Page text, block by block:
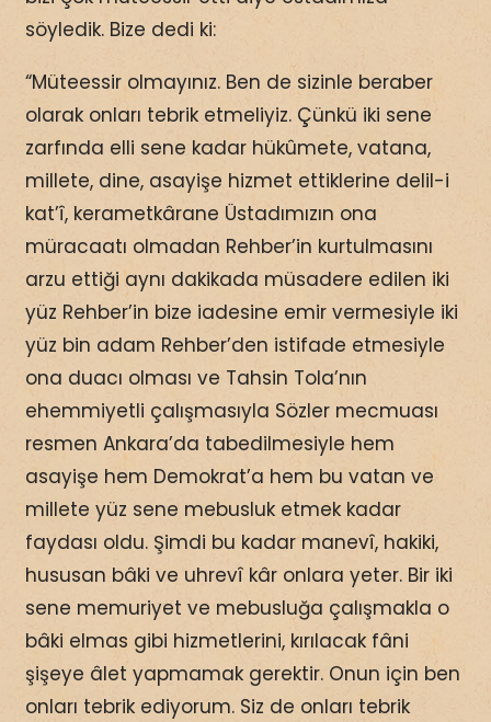
söyledik. Bize dedi ki:
“Müteessir olmayınız. Ben de sizinle beraber
olarak onları tebrik etmeliyiz. Çünkü iki sene
zarfında elli sene kadar hükûmete, vatana,
millete, dine, asayişe hizmet ettiklerine delil-i
kat’î, kerametkârane Üstadımızın ona
müracaatı olmadan Rehber’in kurtulmasını
arzu ettiği aynı dakikada müsadere edilen iki
yüz Rehber’in bize iadesine emir vermesiyle iki
yüz bin adam Rehber’den istifade etmesiyle
ona duacı olması ve Tahsin Tola’nın
ehemmiyetli çalışmasıyla Sözler mecmuası
resmen Ankara’da tabedilmesiyle hem
asayişe hem Demokrat’a hem bu vatan ve
millete yüz sene mebusluk etmek kadar
faydası oldu. Şimdi bu kadar manevî, hakiki,
hususan bâki ve uhrevî kâr onlara yeter. Bir iki
sene memuriyet ve mebusluğa çalışmakla o
bâki elmas gibi hizmetlerini, kırılacak fâni
şişeye âlet yapmamak gerektir. Onun için ben
onları tebrik ediyorum. Siz de onları tebrik